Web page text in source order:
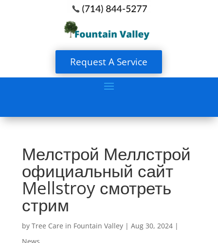
Request A Service
Мелстрой Меллстрой️
официальный сайт ️
Mellstroy смотреть
стрим
by Tree Care in Fountain Valley| Aug 30, 2024|